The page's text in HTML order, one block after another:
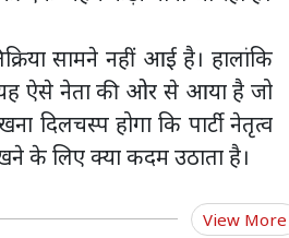
सामने नहीं आई है। हालांकि
यह ऐसे नेता की ओर से आया है जो
दिलचस्प होगा कि पार्टी नेतृत्व
के लिए क्या कदम उठाता है।
View More